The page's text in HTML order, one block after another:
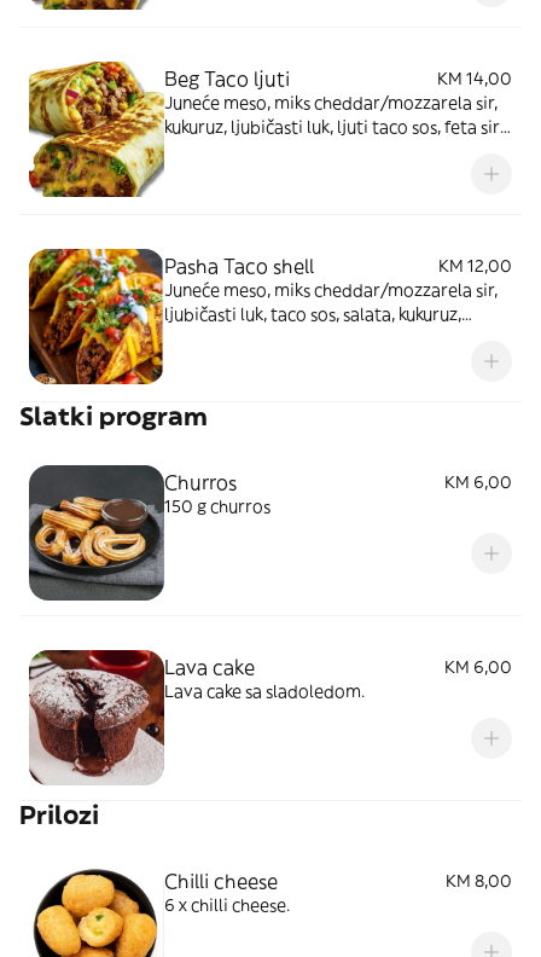
Beg Taco ljuti
KM 14,00
Juneće meso, miks cheddar/mozzarela sir,
kukuruz, ljubičasti luk, ljuti taco sos, feta sir,
Pasha Taco shell
KM 12,00
Juneće meso, miks cheddar/mozzarela sir,
ljubičasti luk, taco sos, salata, kukuruz,
Slatki program
Churros
KM 6,00
150 g churros
Lava cake
KM 6,00
Lava cake sa sladoledom.
Prilozi
Chilli cheese
KM 8,00
6 x chilli cheese.